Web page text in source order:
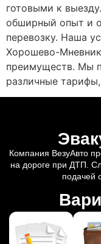
готовыми к
обширный опыт и
перевозку. Наша
Хорошево-
преимуществ. Мы
различные
Компания ВезуАвто
на дороге при ДТП.
подачей